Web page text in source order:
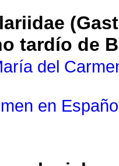
tardío de
del
en